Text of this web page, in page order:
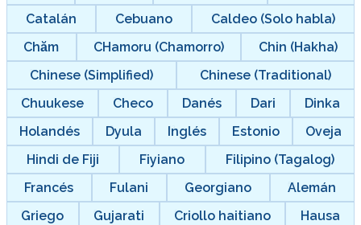
Catalán
Cebuano
Caldeo (Solo habla)
Chăm
CHamoru (Chamorro)
Chin (Hakha)
Chinese (Simplified)
Chinese (Traditional)
Chuukese
Checo Danés Dari
Dinka
Holandés
Dyula Inglés Estonio
Oveja
Hindi de Fiji
Fiyiano
Filipino (Tagalog)
Francés
Fulani Georgiano
Alemán
Griego
Gujarati Criollo haitiano
Hausa